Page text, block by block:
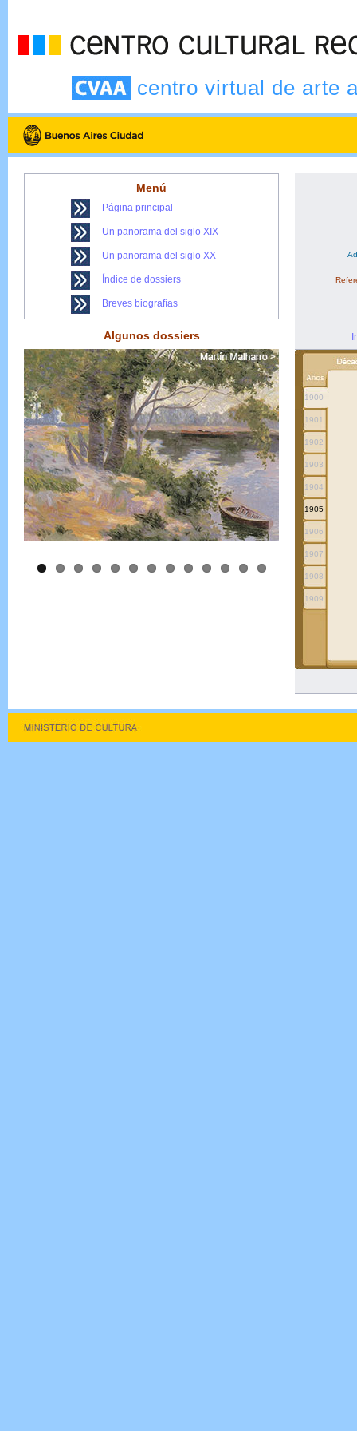
centro virtual de arte
Menú
Página principal
Un panorama del siglo XIX
Un panorama del siglo XX
Índice de dossiers
Breves biografías
Algunos dossiers
1900
1901
1902
1903
1904
1905
1906
1907
1908
1909